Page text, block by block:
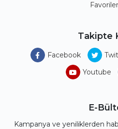
Takipte
Facebook
Youtube
E-
Kampanya ve yeniliklerden